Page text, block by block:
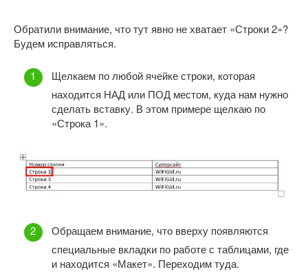
Обратили внимание, что тут явно не хватает «Строки 2»?
Будем исправляться.
Щелкаем по любой ячейке строки, которая
находится НАД или ПОД местом, куда нам нужно
сделать вставку. В этом примере щелкаю по
«Строка 1».
Обращаем внимание, что вверху появляются
специальные вкладки по работе с таблицами, где
и находится «Макет». Переходим туда.